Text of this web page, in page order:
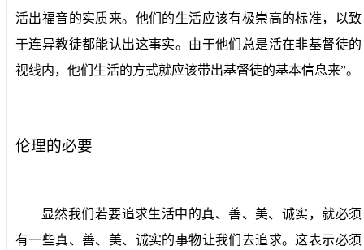
活出福音的实质来。他们的生活应该有极崇高的标准，以致
于连异教徒都能认出这事实。由于他们总是活在非基督徒的
视线内，他们生活的方式就应该带出基督徒的基本信息来”。
伦理的必要
显然我们若要追求生活中的真、善、美、诚实，就必须
有一些真、善、美、诚实的事物让我们去追求。这表示必须